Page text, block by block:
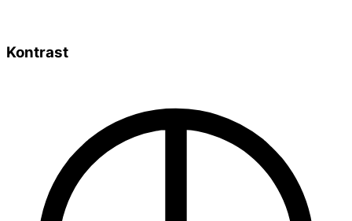
Kontrast